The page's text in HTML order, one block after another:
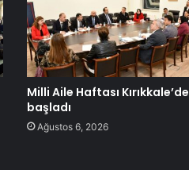
Milli Aile Haftası Kırıkkale’de
başladı
Ağustos 6, 2026